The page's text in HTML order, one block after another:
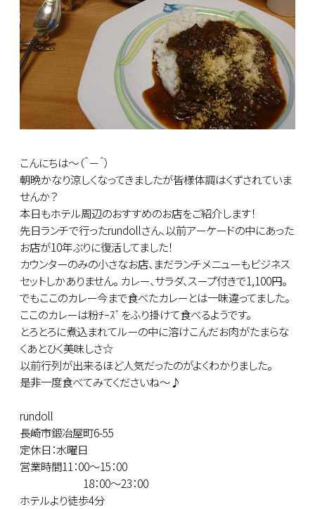
こんにちは～（＾－＾）
朝晩かなり涼しくなってきましたが皆様体調はくずされていま
せんか？
本日もホテル周辺のおすすめのお店をご紹介します！
先日ランチで行ったrundollさん、以前アーケードの中にあった
お店が10年ぶりに復活してました！
カウンターのみの小さなお店、まだランチメニューもビジネス
セットしかありません。 カレー、サラダ、スープ付きで1,100円。
でもここのカレー今まで食べたカレーとは一味違ってました。
ここのカレーは粉ﾁｰｽﾞをふり掛けて食べるようです。
とろとろに煮込まれてルーの中に溶けこんだお肉がたまらな
くあとひく美味しさ☆
以前行列が出来るほど人気だったのがよくわかりました。
是非一度食べてみてくださいね～♪
rundoll
長崎市鍛冶屋町6-55
定休日：水曜日
営業時間11：00～15：00
18：00～23：00
ホテルより徒歩4分